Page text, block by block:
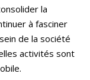
la
à fasciner
de la société
activités sont